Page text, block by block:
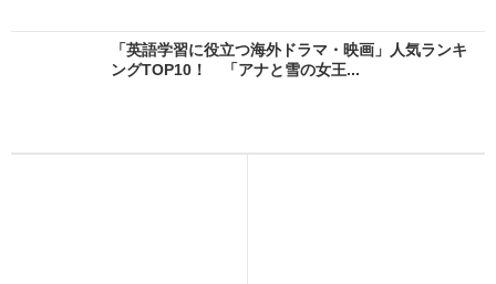
「英語学習に役立つ海外ドラマ・映画」人気ランキ
ングTOP10！ 「アナと雪の女王...